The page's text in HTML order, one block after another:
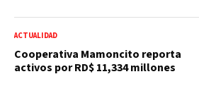
ACTUALIDAD
Cooperativa Mamoncito reporta
activos por RD$ 11,334 millones